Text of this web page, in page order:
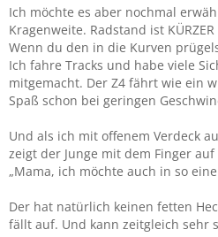
Ich möchte es aber nochmal
Kragenweite. Radstand ist
Wenn du den in die Kurven
Ich fahre Tracks und habe viele
mitgemacht. Der Z4 fährt wie ein
Spaß schon bei geringen
Und als ich mit offenem Verdeck
zeigt der Junge mit dem Finger
„Mama, ich möchte auch in so
Der hat natürlich keinen fetten
fällt auf. Und kann zeitgleich sehr